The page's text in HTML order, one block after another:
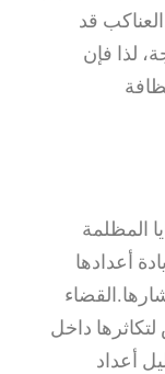
قد
لذا فإن
المظلمة
أعدادها
داخل
أعداد